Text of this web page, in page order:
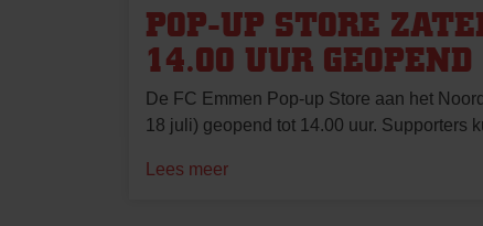
POP-UP STORE
14.00 UUR GEOPEND
De FC Emmen Pop-up Store aan het
18 juli) geopend tot 14.00 uur. Supporters
Lees meer